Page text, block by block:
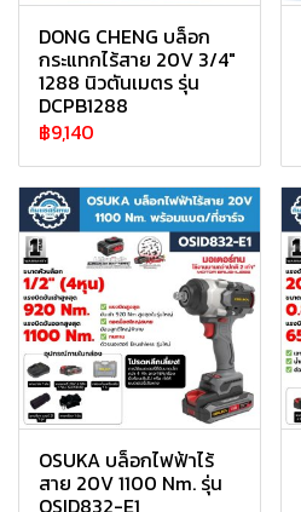
DONG CHENG บล็อก
กระแทกไร้สาย 20V 3/4"
1288 นิวตันเมตร รุ่น
DCPB1288
฿9,140
OSUKA บล็อกไฟฟ้าไร้
สาย 20V 1100 Nm. รุ่น
OSID832-E1